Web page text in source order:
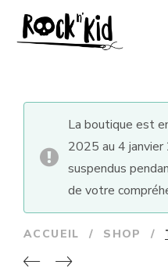
La boutique est
2025 au 4
suspendus
de votre
ACCUEIL / SHOP /